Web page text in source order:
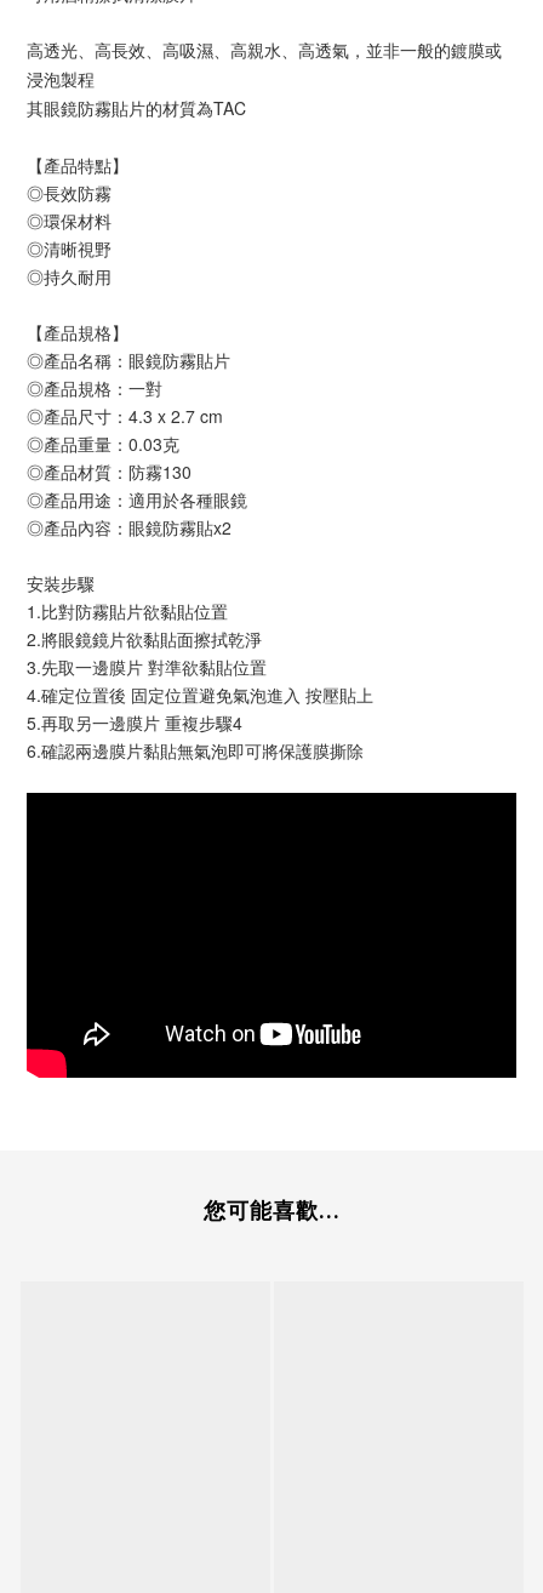
高透光、高長效、高吸濕、高親水、高透氣，並非一般的鍍膜或
浸泡製程
其眼鏡防霧貼片的材質為TAC
【產品特點】
◎長效防霧
◎環保材料
◎清晰視野
◎持久耐用
【產品規格】
◎產品名稱：眼鏡防霧貼片
◎產品規格：一對
◎產品尺寸：4.3 x 2.7 cm
◎產品重量：0.03克
◎產品材質：防霧130
◎產品用途：適用於各種眼鏡
◎產品內容：眼鏡防霧貼x2
安裝步驟
1.比對防霧貼片欲黏貼位置
2.將眼鏡鏡片欲黏貼面擦拭乾淨
3.先取一邊膜片 對準欲黏貼位置
4.確定位置後 固定位置避免氣泡進入 按壓貼上
5.再取另一邊膜片 重複步驟4
6.確認兩邊膜片黏貼無氣泡即可將保護膜撕除
您可能喜歡...